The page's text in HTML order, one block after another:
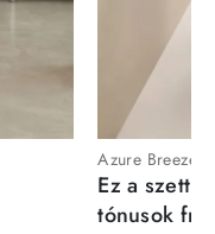
Azure Breeze
Ez a szett
tónusok